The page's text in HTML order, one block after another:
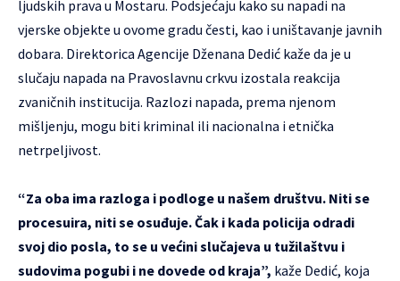
ljudskih prava u Mostaru. Podsjećaju kako su napadi na
vjerske objekte u ovome gradu česti, kao i uništavanje javnih
dobara. Direktorica Agencije Dženana Dedić kaže da je u
slučaju napada na Pravoslavnu crkvu izostala reakcija
zvaničnih institucija. Razlozi napada, prema njenom
mišljenju, mogu biti kriminal ili nacionalna i etnička
netrpeljivost.
“Za oba ima razloga i podloge u našem društvu. Niti se
procesuira, niti se osuđuje. Čak i kada policija odradi
svoj dio posla, to se u većini slučajeva u tužilaštvu i
sudovima pogubi i ne dovede od kraja”, kaže Dedić, koja